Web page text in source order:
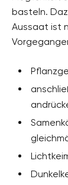
basteln.
Aussaat ist